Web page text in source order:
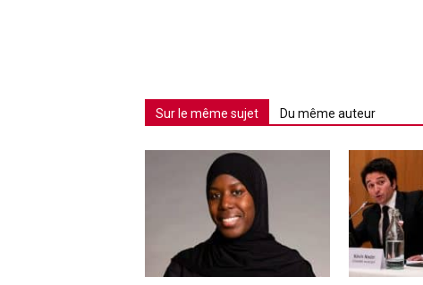
Sur le même sujet Du même auteur